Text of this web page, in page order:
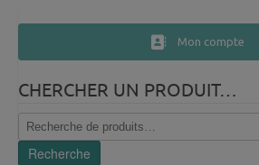
Mon compte
CHERCHER UN PRODUIT…
Recherche
pour :
Recherche